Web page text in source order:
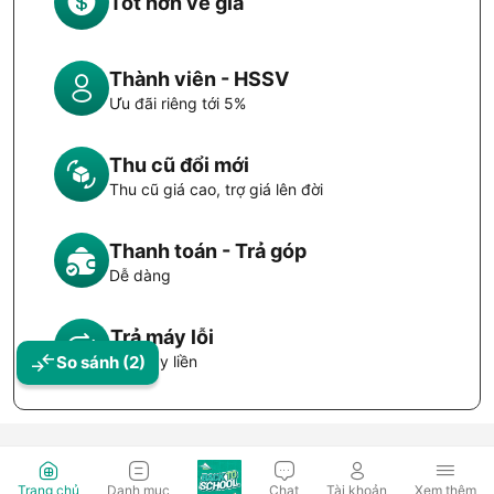
So sánh (2)
Thành viên - HSSV
Ưu đãi riêng tới 5%
Thu cũ đổi mới
Thu cũ giá cao, trợ giá lên đời
Thanh toán - Trả góp
Dễ dàng
Trả máy lỗi
Đổi máy liền
Trang chủ Danh mục Chat Tài khoản Xem thêm